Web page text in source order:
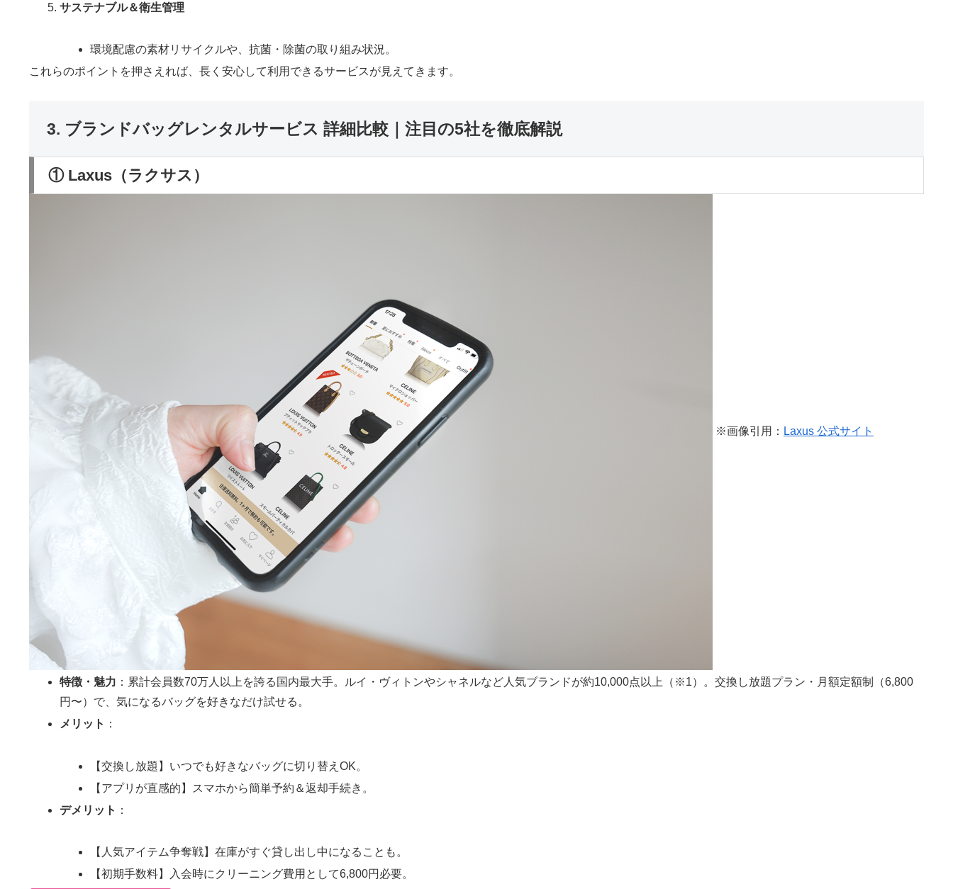
サステナブル＆衛生管理
環境配慮の素材リサイクルや、抗菌・除菌の取り組み状況。
これらのポイントを押さえれば、長く安心して利用できるサービスが見えてきます。
3. ブランドバッグレンタルサービス 詳細比較｜注目の5社を徹底解説
① Laxus（ラクサス）
※画像引用： Laxus 公式サイト
特徴・魅力 ：累計会員数70万人以上を誇る国内最大手。ルイ・ヴィトンやシャネルなど人気ブランドが約10,000点以上（※1）。交換し放題プラン・月額定額制（6,800
円〜）で、気になるバッグを好きなだけ試せる。
メリット ：
【交換し放題】いつでも好きなバッグに切り替えOK。
【アプリが直感的】スマホから簡単予約＆返却手続き。
デメリット ：
【人気アイテム争奪戦】在庫がすぐ貸し出し中になることも。
【初期手数料】入会時にクリーニング費用として6,800円必要。